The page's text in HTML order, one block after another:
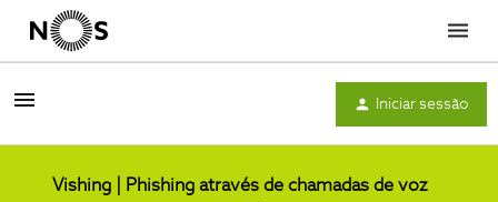
Menu
Iniciar sessão
Vishing | Phishing através de chamadas de voz